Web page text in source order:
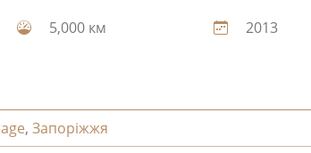
5,000 км
2013
,Запоріжжя